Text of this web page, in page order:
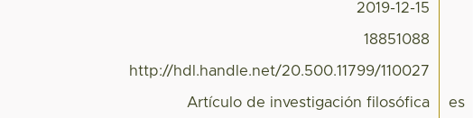
2019-12-15
18851088
http://hdl.handle.net/20.500.11799/110027
Artículo de investigación filosófica es